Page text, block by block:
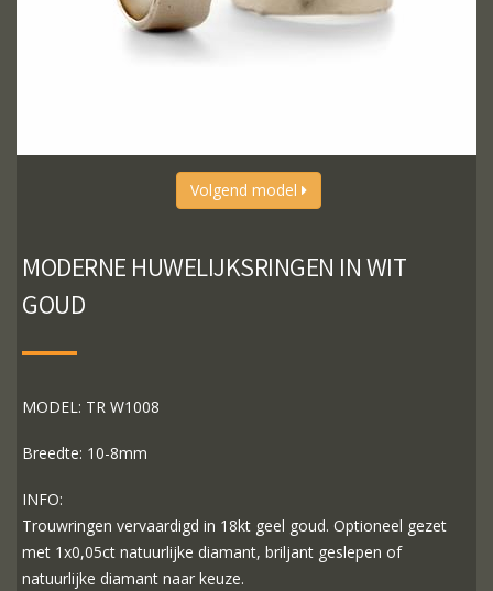
Volgend model
MODERNE HUWELIJKSRINGEN IN WIT
GOUD
MODEL: TR W1008
Breedte: 10-8mm
INFO:
Trouwringen vervaardigd in 18kt geel goud. Optioneel gezet
met 1x0,05ct natuurlijke diamant, briljant geslepen of
natuurlijke diamant naar keuze.